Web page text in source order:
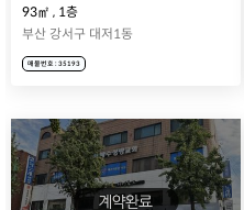
93㎡ , 1층
부산 강서구 대저1동
매물번호 : 35193